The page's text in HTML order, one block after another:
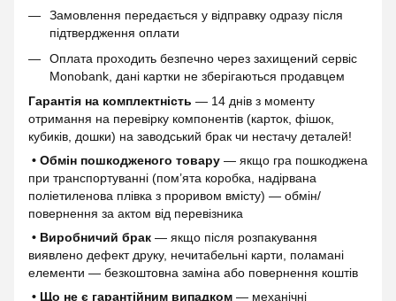
Замовлення передається у відправку одразу після
підтвердження оплати
Оплата проходить безпечно через захищений сервіс
Monobank, дані картки не зберігаються продавцем
Гарантія на комплектність — 14 днів з моменту
отримання на перевірку компонентів (карток, фішок,
кубиків, дошки) на заводський брак чи нестачу деталей!
• Обмін пошкодженого товару — якщо гра пошкоджена
при транспортуванні (пом’ята коробка, надірвана
поліетиленова плівка з проривом вмісту) — обмін/
повернення за актом від перевізника
• Виробничий брак — якщо після розпакування
виявлено дефект друку, нечитабельні карти, поламані
елементи — безкоштовна заміна або повернення коштів
• Що не є гарантійним випадком — механічні